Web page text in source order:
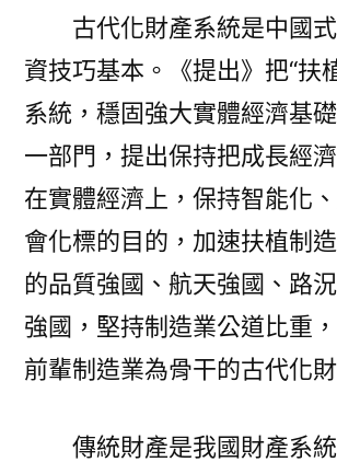
古代化財產系統是中國式
資技巧基本。《提出》把“扶
系統，穩固強大實體經濟基
一部門，提出保持把成長經
在實體經濟上，保持智能化
會化標的目的，加速扶植制
的品質強國、航天強國、路
強國，堅持制造業公道比重
前輩制造業為骨干的古代化
傳統財產是我國財產系統